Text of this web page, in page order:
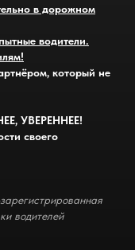
в дорожном
водители.
который не
УВЕРЕННЕЕ!
своего
водителей